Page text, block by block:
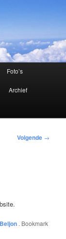
Foto’s
Archief
Volgende →
. Bookmark